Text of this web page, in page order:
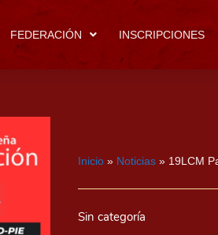
FEDERACIÓN INSCRIPCIONES
Inicio » Noticias » 19LCM
Sin categoría